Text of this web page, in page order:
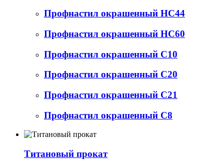
Профнастил окрашенный НС44
Профнастил окрашенный НС60
Профнастил окрашенный С10
Профнастил окрашенный С20
Профнастил окрашенный С21
Профнастил окрашенный С8
Титановый прокат